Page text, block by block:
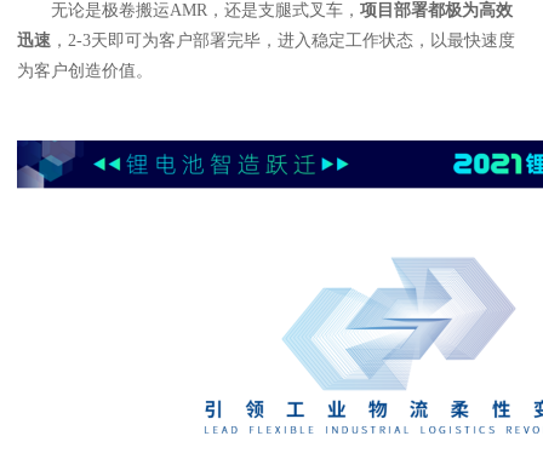
无论是极卷搬运AMR，还是支腿式叉车， 项目部署都极为高效
迅速 ，2-3天即可为客户部署完毕，进入稳定工作状态，以最快速度
为客户创造价值。